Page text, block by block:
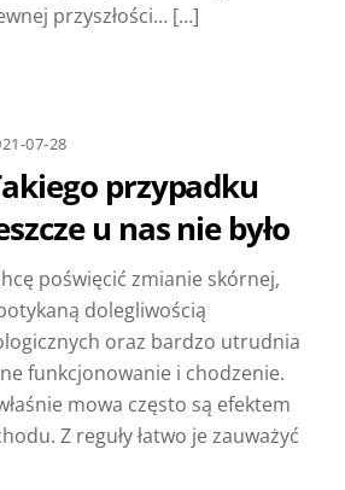
przyszłości… […]
07-28
przypadku
u nas nie było
poświęcić zmianie skórnej,
dolegliwością
oraz bardzo utrudnia
funkcjonowanie i chodzenie.
mowa często są efektem
Z reguły łatwo je zauważyć